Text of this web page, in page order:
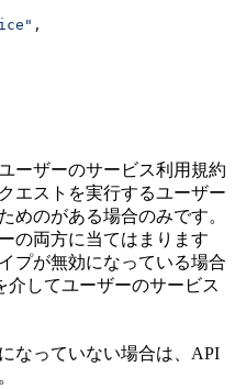
,
ーザーのサービス利用規約
エストを実行するユーザー
めのがある場合のみです。
の両方に当てはまります
プが無効になっている場合
介してユーザーのサービス
なっていない場合は、API